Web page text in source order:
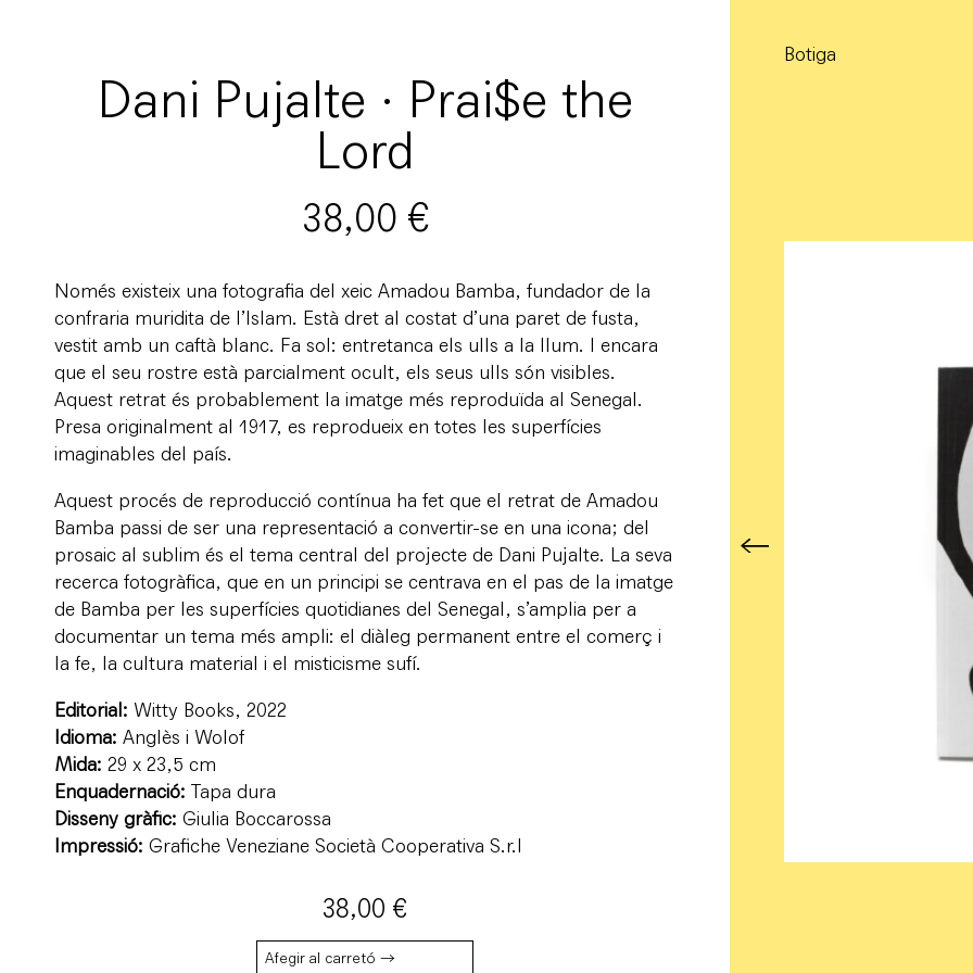
Dani Pujalte · Prai$e the
Lord
38,00 €
Només existeix una fotografia del xeic Amadou Bamba, fundador de la
confraria muridita de l’Islam. Està dret al costat d’una paret de fusta,
vestit amb un caftà blanc. Fa sol: entretanca els ulls a la llum. I encara
que el seu rostre està parcialment ocult, els seus ulls són visibles.
Aquest retrat és probablement la imatge més reproduïda al Senegal.
Presa originalment al 1917, es reprodueix en totes les superfícies
imaginables del país.
Aquest procés de reproducció contínua ha fet que el retrat de Amadou
Bamba passi de ser una representació a convertir-se en una icona; del
prosaic al sublim és el tema central del projecte de Dani Pujalte. La seva
recerca fotogràfica, que en un principi se centrava en el pas de la imatge
de Bamba per les superfícies quotidianes del Senegal, s’amplia per a
documentar un tema més ampli: el diàleg permanent entre el comerç i
la fe, la cultura material i el misticisme sufí.
Editorial: Witty Books, 2022
Idioma: Anglès i Wolof
Mida: 29 x 23,5 cm
Enquadernació: Tapa dura
Disseny gràfic: Giulia Boccarossa
Impressió: Grafiche Veneziane Società Cooperativa S.r.l
38,00 €
Afegir al carretó →
Botiga